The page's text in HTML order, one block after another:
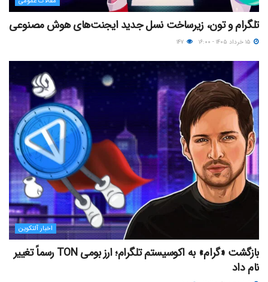
تلگرام و تون، زیرساخت نسل جدید ایجنت‌های هوش مصنوعی
اخبار آلتکوین
بازگشت «گرام» به اکوسیستم تلگرام؛ ارز بومی TON رسماً تغییر
نام داد